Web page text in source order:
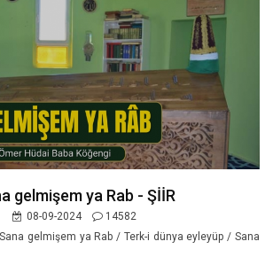
gelmişem ya Rab - ŞİİR
08-09-2024
14582
gelmişem ya Rab / Terk-i dünya eyleyüp / Sana